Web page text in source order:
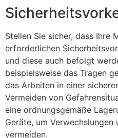
Stellen Sie sicher, dass Ihre
erforderlichen
und diese auch befolgt
beispielsweise das Tragen
das Arbeiten in einer
Vermeiden von
eine ordnungsgemäße
Geräte, um
vermeiden.